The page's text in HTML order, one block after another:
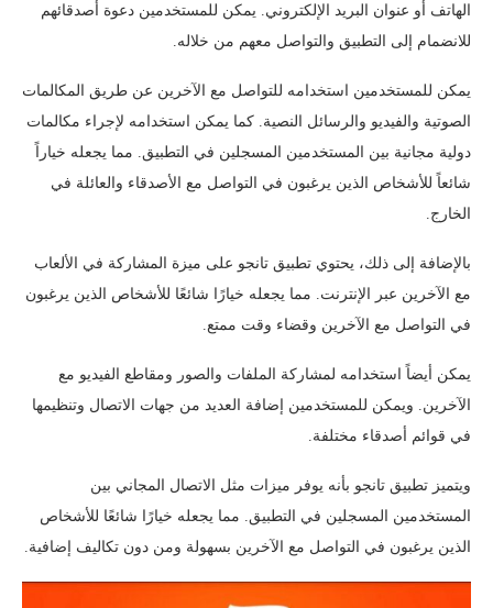
الهاتف أو عنوان البريد الإلكتروني. يمكن للمستخدمين دعوة أصدقائهم
للانضمام إلى التطبيق والتواصل معهم من خلاله.
يمكن للمستخدمين استخدامه للتواصل مع الآخرين عن طريق المكالمات
الصوتية والفيديو والرسائل النصية. كما يمكن استخدامه لإجراء مكالمات
دولية مجانية بين المستخدمين المسجلين في التطبيق. مما يجعله خياراً
شائعاً للأشخاص الذين يرغبون في التواصل مع الأصدقاء والعائلة في
الخارج.
بالإضافة إلى ذلك، يحتوي تطبيق تانجو على ميزة المشاركة في الألعاب
مع الآخرين عبر الإنترنت. مما يجعله خيارًا شائعًا للأشخاص الذين يرغبون
في التواصل مع الآخرين وقضاء وقت ممتع.
يمكن أيضاً استخدامه لمشاركة الملفات والصور ومقاطع الفيديو مع
الآخرين. ويمكن للمستخدمين إضافة العديد من جهات الاتصال وتنظيمها
في قوائم أصدقاء مختلفة.
ويتميز تطبيق تانجو بأنه يوفر ميزات مثل الاتصال المجاني بين
المستخدمين المسجلين في التطبيق. مما يجعله خيارًا شائعًا للأشخاص
الذين يرغبون في التواصل مع الآخرين بسهولة ومن دون تكاليف إضافية.